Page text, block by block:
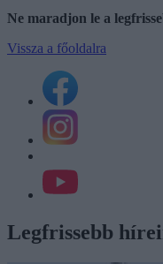
Ne maradjon le a
Vissza a főoldalra
Legfrissebb